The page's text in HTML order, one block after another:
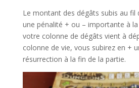
Le montant des dégâts subis au fil
une pénalité + ou – importante à
votre colonne de dégâts vient à
colonne de vie, vous subirez en +
résurrection à la fin de la partie.